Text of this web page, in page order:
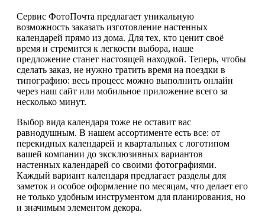
Сервис ФотоПочта предлагает уникальную
возможность заказать изготовление настенных
календарей прямо из дома. Для тех, кто ценит своё
время и стремится к легкости выбора, наше
предложение станет настоящей находкой. Теперь, чтобы
сделать заказ, не нужно тратить время на поездки в
типографию: весь процесс можно выполнить онлайн
через наш сайт или мобильное приложение всего за
несколько минут.
Выбор вида календаря тоже не оставит вас
равнодушным. В нашем ассортименте есть все: от
перекидных календарей и квартальных с логотипом
вашей компании до эксклюзивных вариантов
настенных календарей со своими фотографиями.
Каждый вариант календаря предлагает разделы для
заметок и особое оформление по месяцам, что делает его
не только удобным инструментом для планирования, но
и значимым элементом декора.